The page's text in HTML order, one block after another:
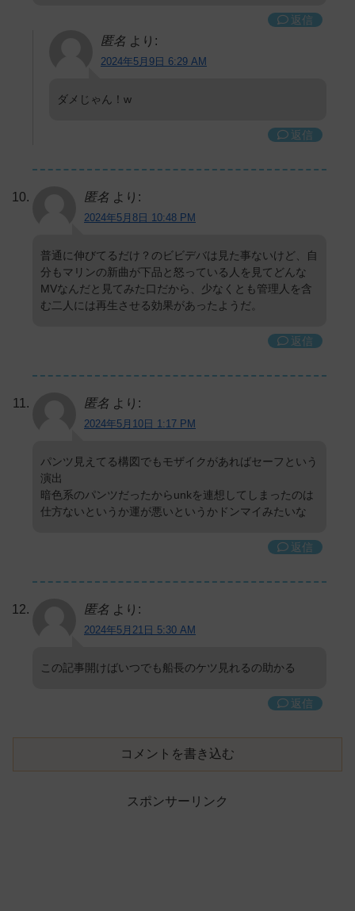
返信
匿名 より:
2024年5月9日 6:29 AM
ダメじゃん！w
返信
匿名 より:
2024年5月8日 10:48 PM
普通に伸びてるだけ？のビビデバは見た事ないけど、自
分もマリンの新曲が下品と怒っている人を見てどんな
MVなんだと見てみた口だから、少なくとも管理人を含
む二人には再生させる効果があったようだ。
返信
匿名 より:
2024年5月10日 1:17 PM
パンツ見えてる構図でもモザイクがあればセーフという
演出
暗色系のパンツだったからunkを連想してしまったのは
仕方ないというか運が悪いというかドンマイみたいな
返信
匿名 より:
2024年5月21日 5:30 AM
この記事開けばいつでも船長のケツ見れるの助かる
返信
コメントを書き込む
スポンサーリンク